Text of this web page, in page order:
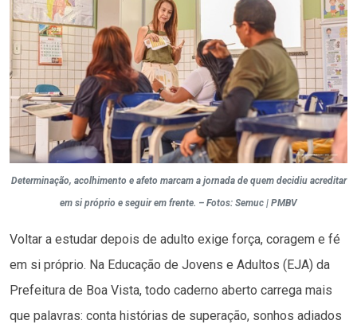
Determinação, acolhimento e afeto marcam a jornada de quem decidiu acreditar
em si próprio e seguir em frente. – Fotos: Semuc | PMBV
Voltar a estudar depois de adulto exige força, coragem e fé
em si próprio. Na Educação de Jovens e Adultos (EJA) da
Prefeitura de Boa Vista, todo caderno aberto carrega mais
que palavras: conta histórias de superação, sonhos adiados